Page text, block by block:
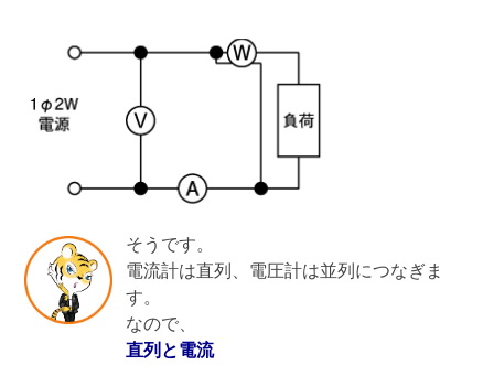
そうです。
電流計は直列、電圧計は並列につなぎま
す。
なので、
直列と電流